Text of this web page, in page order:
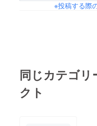
※投稿する際
同じカテゴリ
クト